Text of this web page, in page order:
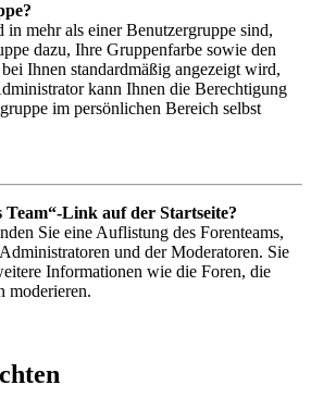
mehr als einer Benutzergruppe sind,
dazu, Ihre Gruppenfarbe sowie den
Ihnen standardmäßig angezeigt wird,
kann Ihnen die Berechtigung
im persönlichen Bereich selbst
Team“-Link auf der Startseite?
Sie eine Auflistung des Forenteams,
und der Moderatoren. Sie
Informationen wie die Foren, die
moderieren.